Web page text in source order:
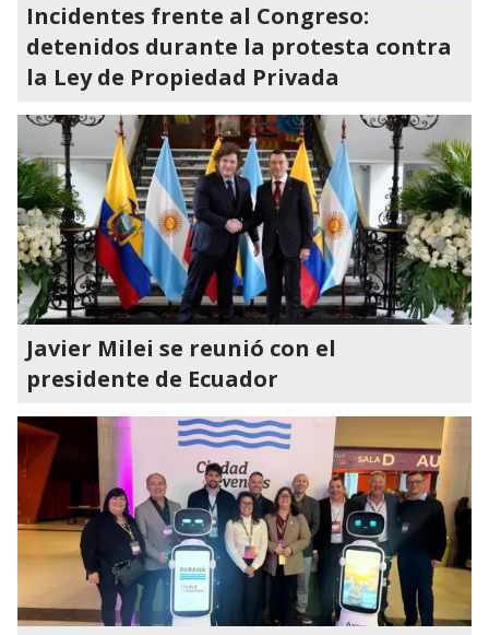
Incidentes frente al Congreso:
detenidos durante la protesta contra
la Ley de Propiedad Privada
Javier Milei se reunió con el
presidente de Ecuador